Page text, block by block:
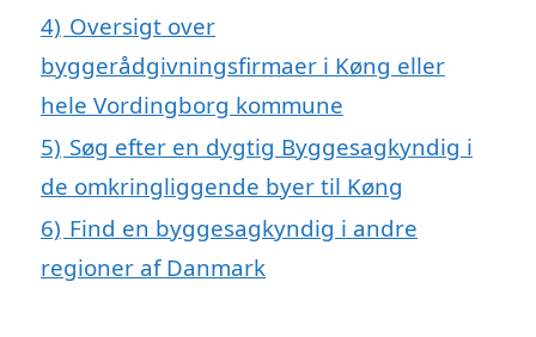
4) Oversigt over
byggerådgivningsfirmaer i Køng eller
hele Vordingborg kommune
5) Søg efter en dygtig Byggesagkyndig i
de omkringliggende byer til Køng
6) Find en byggesagkyndig i andre
regioner af Danmark